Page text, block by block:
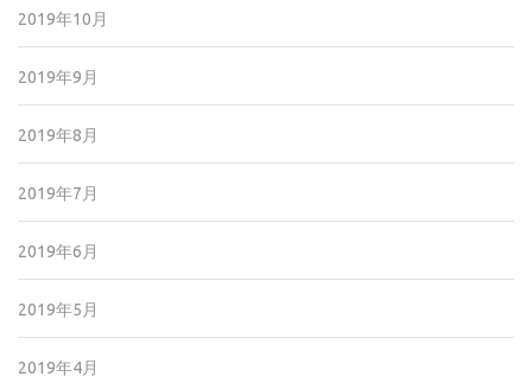
2019年10月
2019年9月
2019年8月
2019年7月
2019年6月
2019年5月
2019年4月